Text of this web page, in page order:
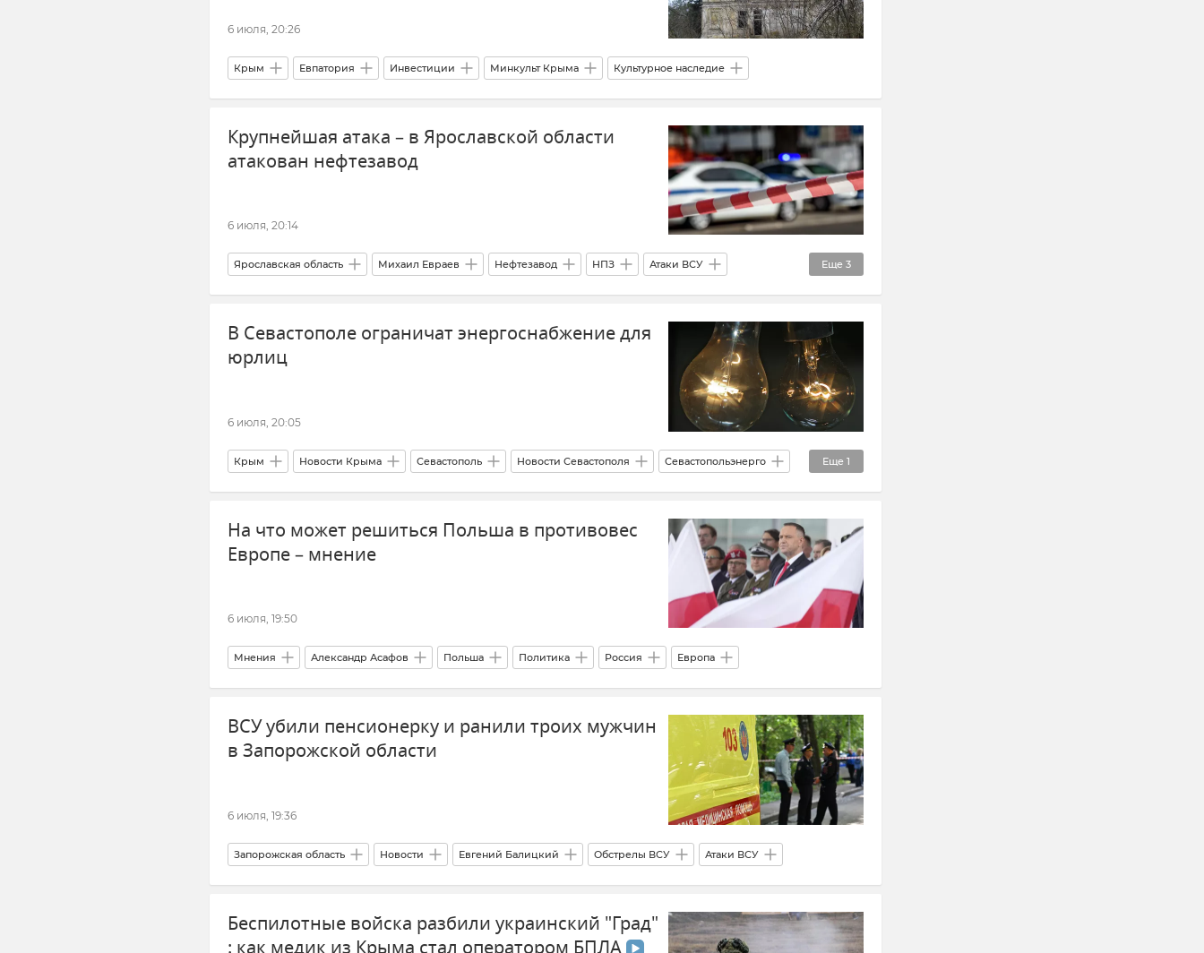
6 июля, 20:26
Крым Евпатория Инвестиции Минкульт Крыма Культурное наследие
Крупнейшая атака – в Ярославской области
атакован нефтезавод
6 июля, 20:14
Еще 3
Ярославская область Михаил Евраев Нефтезавод НПЗ Атаки ВСУ
Происшествия Новости СВО Новости
В Севастополе ограничат энергоснабжение для
юрлиц
6 июля, 20:05
Еще 1
Крым Новости Крыма Севастополь Новости Севастополя Севастопольэнерго
Отключение электроэнергии в Крыму
На что может решиться Польша в противовес
Европе – мнение
6 июля, 19:50
Мнения Александр Асафов Польша Политика Россия Европа
ВСУ убили пенсионерку и ранили троих мужчин
в Запорожской области
6 июля, 19:36
Запорожская область Новости Евгений Балицкий Обстрелы ВСУ Атаки ВСУ
Беспилотные войска разбили украинский "Град"
: как медик из Крыма стал оператором БПЛА